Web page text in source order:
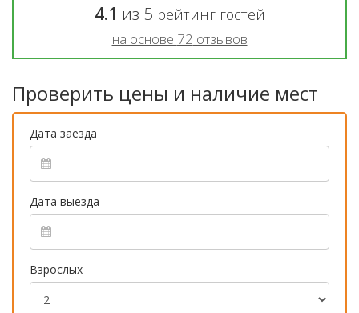
4.1 из 5 рейтинг гостей
на основе 72 отзывов
Проверить цены и наличие мест
Дата заезда
Дата выезда
Взрослых